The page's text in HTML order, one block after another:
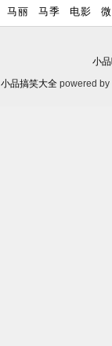
马丽 马季 电影
小
小品搞笑大全 powered by